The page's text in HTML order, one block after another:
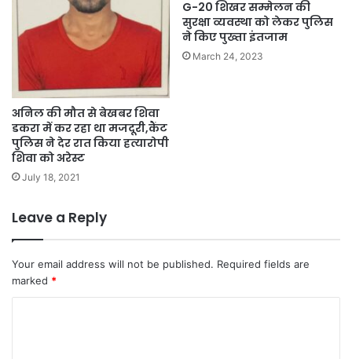
अनिल की मौत से बेखबर शिवा
डकरा में कर रहा था मजदूरी,कैंट
पुलिस ने देर रात किया हत्यारोपी
शिवा को अरेस्ट
July 18, 2021
G-20 शिखर सम्मेलन की
सुरक्षा व्यवस्था को लेकर पुलिस
ने किए पुख्ता इंतजाम
March 24, 2023
Leave a Reply
Your email address will not be published. Required fields are
marked *